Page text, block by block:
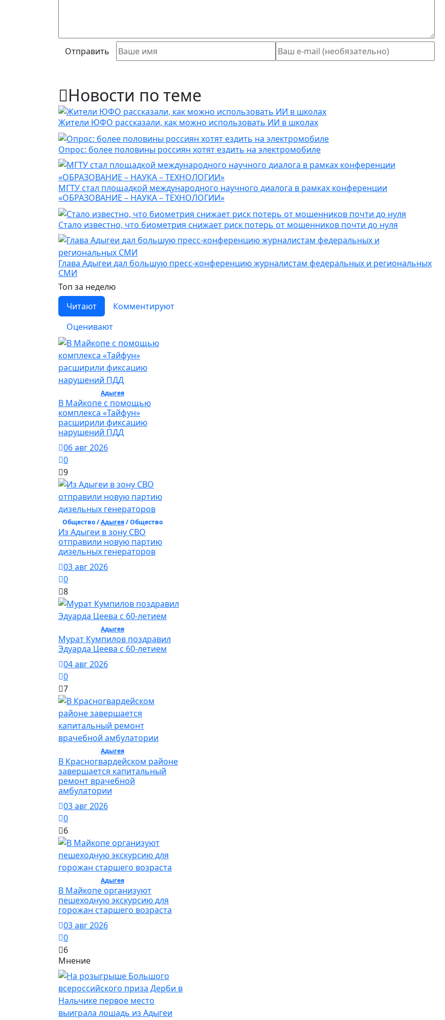
Отправить
Новости по теме
Жители ЮФО рассказали, как можно использовать ИИ в школах
Опрос: более половины россиян хотят ездить на электромобиле
МГТУ стал площадкой международного научного диалога в рамках конференции
«ОБРАЗОВАНИЕ – НАУКА – ТЕХНОЛОГИИ»
Стало известно, что биометрия снижает риск потерь от мошенников почти до нуля
Глава Адыгеи дал большую пресс-конференцию журналистам федеральных и региональных
СМИ
Топ за неделю
Читают
Комментируют
Оценивают
Адыгея/ Общество
В Майкопе с помощью
комплекса «Тайфун»
расширили фиксацию
нарушений ПДД
06 авг 2026
0
9
Общество /Адыгея/ Общество
Из Адыгеи в зону СВО
отправили новую партию
дизельных генераторов
03 авг 2026
0
8
Адыгея/ Общество
Мурат Кумпилов поздравил
Эдуарда Цеева с 60-летием
04 авг 2026
0
7
Адыгея/ Общество
В Красногвардейском районе
завершается капитальный
ремонт врачебной
амбулатории
03 авг 2026
0
6
Адыгея/ Общество
В Майкопе организуют
пешеходную экскурсию для
горожан старшего возраста
03 авг 2026
0
6
Мнение